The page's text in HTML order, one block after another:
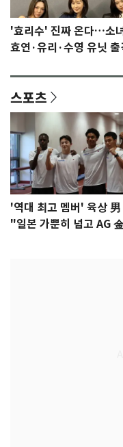
'효리수' 진짜 온다…소
효연·유리·수영 유닛 출
스포츠
'역대 최고 멤버' 육상 男
"일본 가뿐히 넘고 AG 金